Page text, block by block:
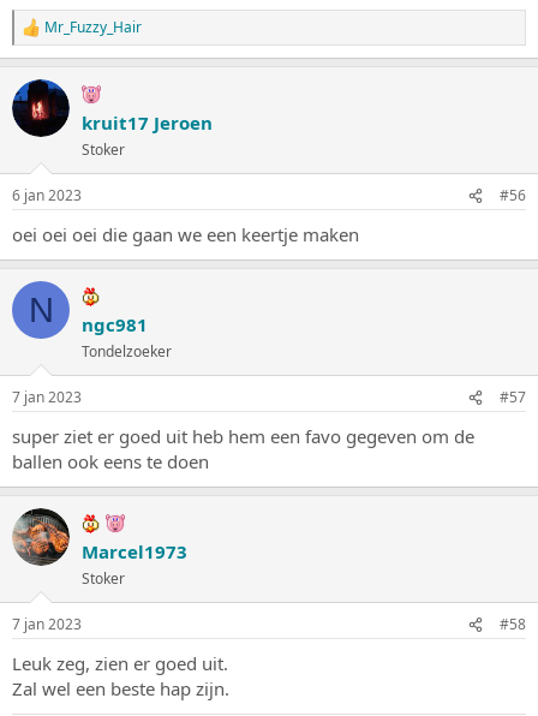
W
a
r
d
e
i
n
g
e
n
:
Mr_Fuzzy_Hair
kruit17 Jeroen
Stoker
6 jan 2023 #56
oei oei oei die gaan we een keertje maken
N ngc981
Tondelzoeker
7 jan 2023 #57
super ziet er goed uit heb hem een favo gegeven om de
ballen ook eens te doen
Marcel1973
Stoker
7 jan 2023 #58
Leuk zeg, zien er goed uit.
Zal wel een beste hap zijn.